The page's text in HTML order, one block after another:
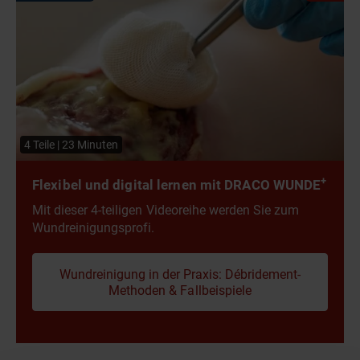
(Kontraindikation).
haben Sie alle Informationen für die Abrechnung.
Fallbeispiel
4 Teile | 23 Minuten
Flexibel und digital lernen mit DRACO WUNDE+
Mit dieser 4-teiligen Videoreihe werden Sie zum
Wundreinigungsprofi.
Wundreinigung in der Praxis: Débridement-
Methoden & Fallbeispiele